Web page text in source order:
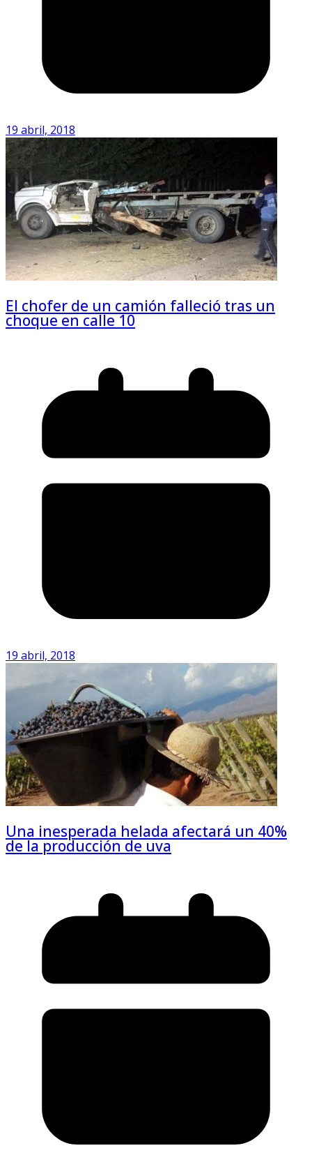
19 abril, 2018
El chofer de un camión falleció tras un
choque en calle 10
19 abril, 2018
Una inesperada helada afectará un 40%
de la producción de uva